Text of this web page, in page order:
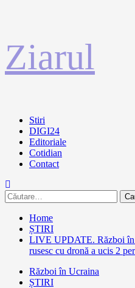
la
conținut
Ziarul
Primary
Menu
Stiri
DIGI24
Editoriale
Cotidian
Contact
Caută
după:
Home
ȘTIRI
LIVE UPDATE. Război în
rusesc cu dronă a ucis 2
Război în Ucraina
ȘTIRI